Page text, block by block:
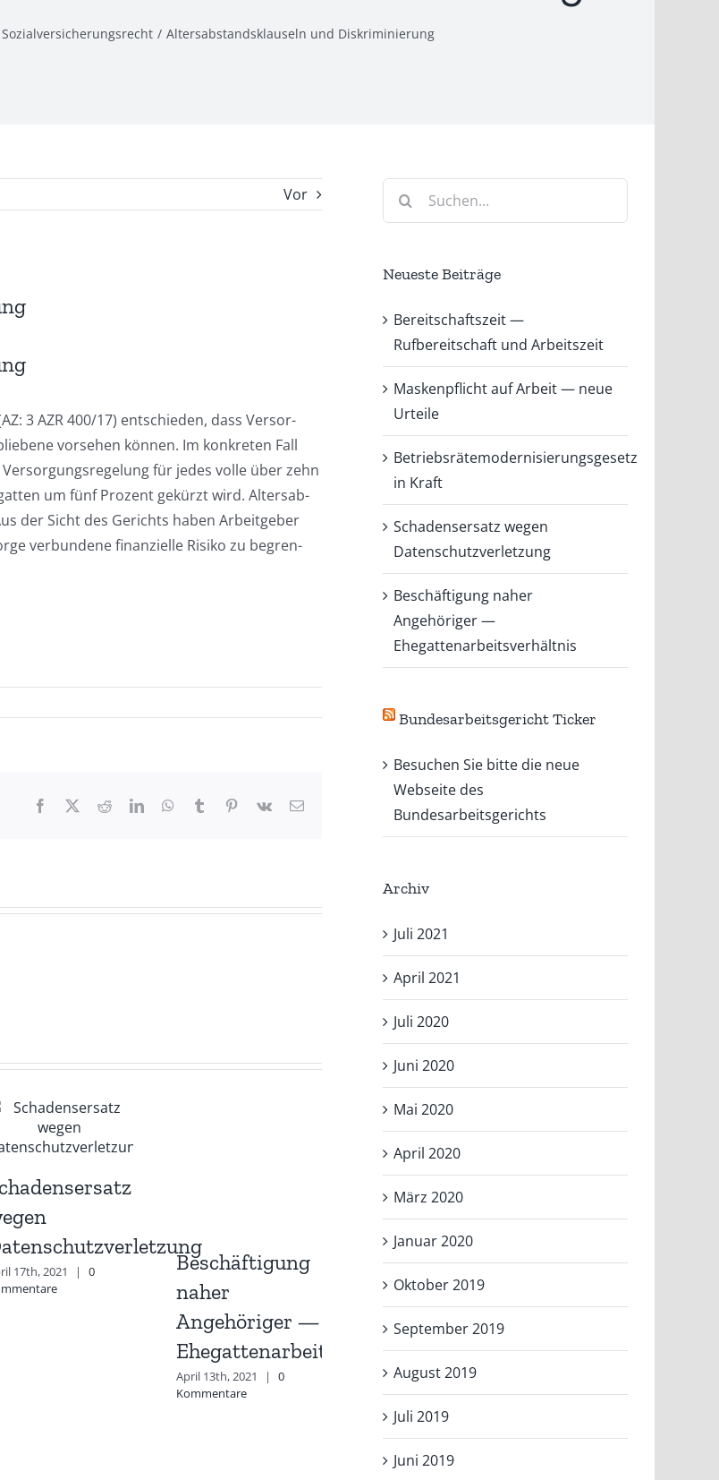
Sozialversicherungsrecht Altersabstandsklauseln und Diskriminierung
Vor
3 AZR 400/17) ent­schie­den, dass Ver­sor­
vor­se­hen kön­nen. Im kon­kre­ten Fall
für jedes vol­le über zehn
um fünf Pro­zent gekürzt wird. Alters­ab­
der Sicht des Gerichts haben Arbeit­ge­ber
ver­bun­de­ne finan­zi­el­le Risi­ko zu begren­
Facebook RedditLinkedInWhatsApp
Tumblr Pinterest
Vk
E-
17th, 2021 |
0
Beschäftigung
naher
Angehöriger —
Ehegattenarbeitsverhältnis
April 13th, 2021 |
0
Kommentare
Bereitschaftszeit
—
Rufbereitschaft
und Arbeitszeit
Maskenpflicht
Juli 4th, 2021 |
Suche
Neueste Beiträge
Bereitschaftszeit —
Rufbereitschaft und Arbeitszeit
Maskenpflicht auf Arbeit — neue
Urteile
Betriebsrätemodernisierungsgesetz
in Kraft
Schadensersatz wegen
Datenschutzverletzung
Beschäftigung naher
Angehöriger —
Ehegattenarbeitsverhältnis
Bundesarbeitsgericht Ticker
Besuchen Sie bitte die neue
Webseite des
Bundesarbeitsgerichts
Archiv
Juli 2021
April 2021
Juli 2020
Juni 2020
Mai 2020
April 2020
März 2020
Januar 2020
Oktober 2019
September 2019
August 2019
Juli 2019
Juni 2019